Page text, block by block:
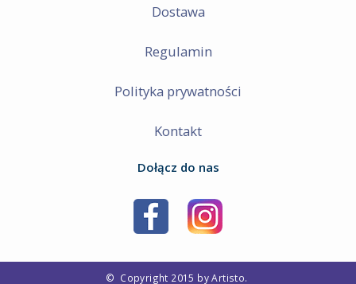
Dostawa
Regulamin
Polityka prywatności
Kontakt
Dołącz do nas
© Copyright 2015 by Artisto.